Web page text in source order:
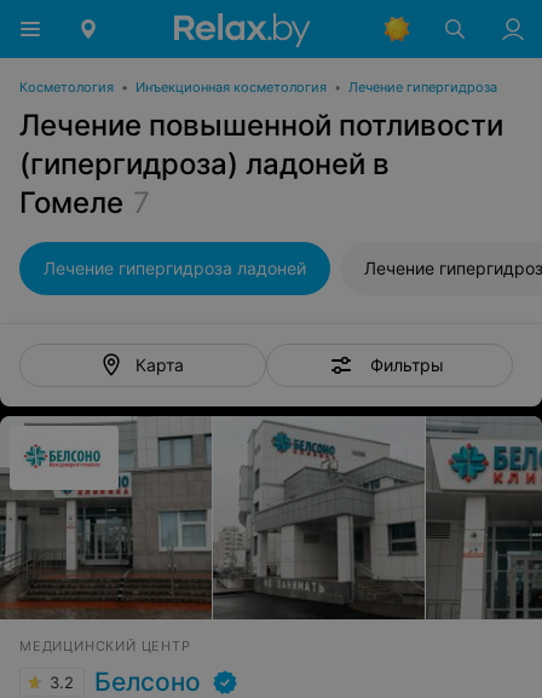
Косметология • Инъекционная косметология • Лечение гипергидроза
Лечение повышенной потливости
(гипергидроза) ладоней в
Гомеле 7
Лечение гипергидроза ладоней
Карта Фильтры
МЕДИЦИНСКИЙ ЦЕНТР
3.2 Белсоно